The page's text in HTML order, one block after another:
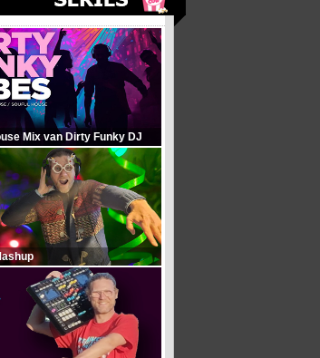
Mix van Dirty Funky DJ